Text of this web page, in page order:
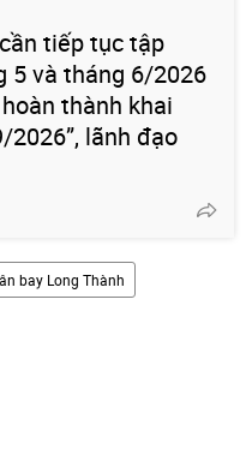
tiếp tục tập
5 và tháng 6/2026
thành khai
lãnh đạo
bay Long Thành